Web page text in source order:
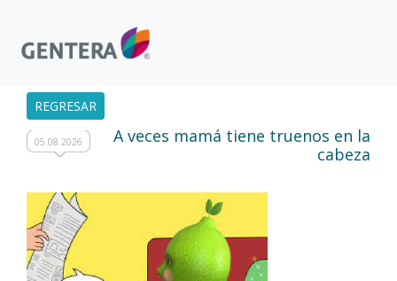
REGRESAR
05.08.2026
A veces mamá tiene truenos en la
cabeza